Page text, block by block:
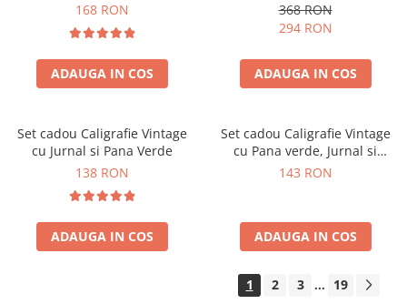
168 RON
ADAUGA IN COS
368 RON
294 RON
ADAUGA IN COS
Set cadou Caligrafie Vintage
cu Jurnal si Pana Verde
138 RON
ADAUGA IN COS
Set cadou Caligrafie Vintage
cu Pana verde, Jurnal si
Suport pentru stilou, 9 piese
143 RON
ADAUGA IN COS
1 2 3 ... 19